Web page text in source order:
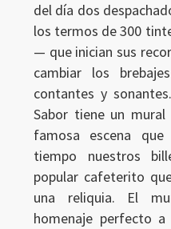
del día dos
los termos de 300
— que inician sus
cambiar los
contantes y
Sabor tiene un
famosa escena
tiempo nuestros
popular cafeterito
una reliquia. El
homenaje perfecto